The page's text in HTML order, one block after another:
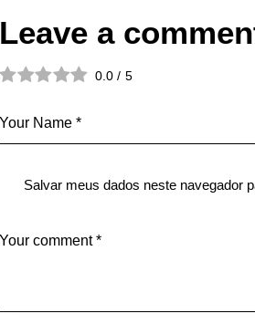
Leave a
0.0 / 5
Salvar meus dados neste navegador